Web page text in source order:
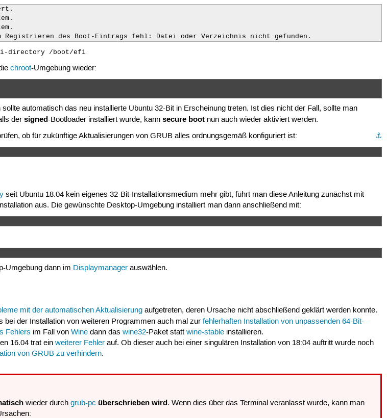
des Boot-Eintrags fehl: Datei oder Verzeichnis nicht gefunden.
directory /boot/efi
chroot-Umgebung wieder:
automatisch das neu installierte Ubuntu 32-Bit in Erscheinung treten. Ist dies nicht der Fall, sollte man
dersigned-Bootloader installiert wurde, kannsecure boot nun auch wieder aktiviert werden.
⚓︎
ob für zukünftige Aktualisierungen von GRUB alles ordnungsgemäß konfiguriert ist:
seit Ubuntu 18.04 kein eigenes 32-Bit-Installationsmedium mehr gibt, führt man diese Anleitung zunächst mit
aus. Die gewünschte Desktop-Umgebung installiert man dann anschließend mit:
Umgebung dann im Displaymanager auswählen.
mit der automatischen Aktualisierungaufgetreten, deren Ursache nicht abschließend geklärt werden konnte.
bei der Installation von weiteren Programmen auch mal zur fehlerhaften Installation von unpassenden 64-Bit-
Fehlers im Fall von Winedann das wine32-Paket statt wine-stableinstallieren.
16.04 trat ein weiterer Fehlerauf. Ob dieser auch bei einer singulären Installation von 18:04 auftritt wurde noch
von GRUB zu verhindern.
wieder durchgrub-pc überschrieben wird. Wenn dies über das Terminal veranlasst wurde, kann man